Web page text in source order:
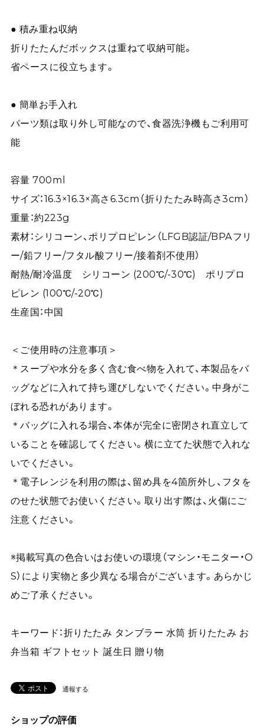
● 積み重ね収納
折りたたんだボックスは重ねて収納可能。
省ペースに役立ちます。
● 簡単お手入れ
パーツ類は取り外し可能なので、食器洗浄機もご利用可
能
容量 700ml
サイズ：16.3×16.3×高さ6.3cm（折りたたみ時高さ3cm）
重量：約223g
素材：シリコーン、ポリプロピレン（LFGB認証/BPAフリ
ー/鉛フリー/フタル酸フリー/接着剤不使用）
耐熱/耐冷温度 シリコーン (200℃/-30℃) ポリプロ
ピレン (100℃/-20℃)
生産国：中国
＜ご使用時の注意事項＞
＊スープや水分を多く含む食べ物を入れて、本製品をバ
ッグなどに入れて持ち運びしないでください。中身がこ
ぼれる恐れがあります。
＊バッグに入れる場合、本体が完全に密閉され直立して
いることを確認してください。横に立てた状態で入れな
いでください。
＊電子レンジを利用の際は、留め具を4箇所外し、フタを
のせた状態でお使いください。取り出す際は、火傷にご
注意ください。
※掲載写真の色合いはお使いの環境（マシン・モニター・O
S）により実物と多少異なる場合がございます。あらかじ
めご了承ください。
キーワード：折りたたみ タンブラー 水筒 折りたたみ お
弁当箱 ギフトセット 誕生日 贈り物
通報する
ショップの評価